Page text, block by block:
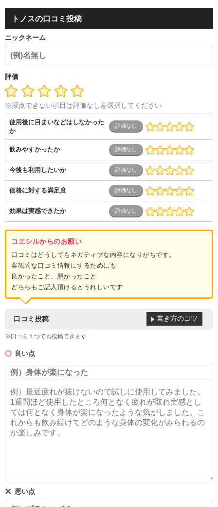
ダル・葬祭
メディア職
音響
芸能・イベント・コンパニオン
ム開発・SE・インフラ）
導体・制御）
警備・交通・建築・土木技術職
医療・福祉・
介護
その他
ス
士業・コンサルティング 金融・商社
不動産・保険・サ
ービス
専業主婦（夫）
営業
トノスの口コミ投稿
ニックネーム
評価
※採点できない項目は評価なしを選択してください
使用後に目まいなどはしなかった
か
飲みやすかったか
今後も利用したいか
価格に対する満足度
効果は実感できたか
コエシルからのお願い
口コミはどうしてもネガティブな内容になりがちです。
客観的な口コミ情報にするためにも
良かったこと、悪かったこと
どちらもご記入頂けるとうれしいです
口コミ投稿
※口コミ１つでも投稿できます
書き方のコツ
良い点
悪い点